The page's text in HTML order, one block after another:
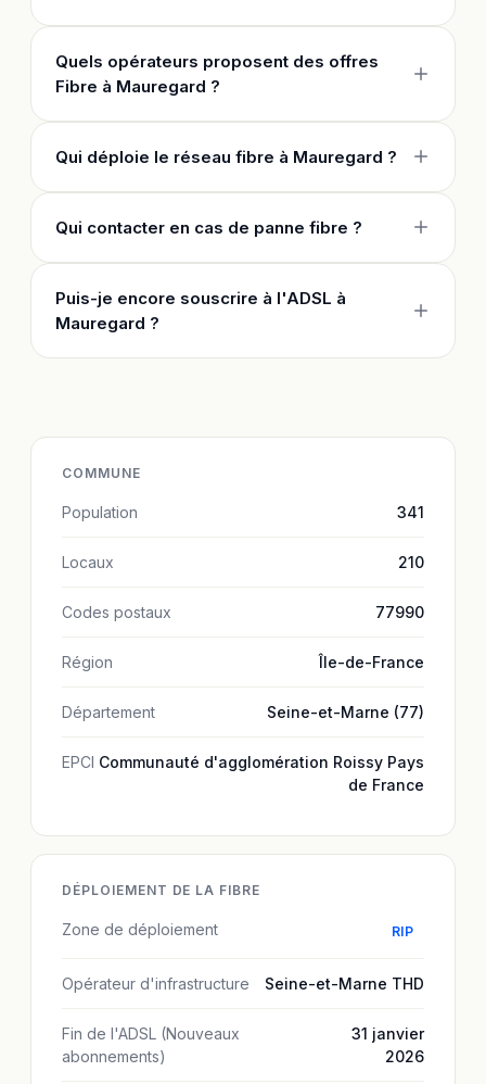
Quels opérateurs proposent des offres
Fibre à Mauregard ?
Qui déploie le réseau fibre à Mauregard ?
Qui contacter en cas de panne fibre ?
Puis-je encore souscrire à l'ADSL à
Mauregard ?
COMMUNE
Population 341
Locaux 210
Codes postaux 77990
Région Île-de-France
Département Seine-et-Marne (77)
EPCI Communauté d'agglomération Roissy Pays
de France
DÉPLOIEMENT DE LA FIBRE
Zone de déploiement RIP
Opérateur d'infrastructure Seine-et-Marne THD
Fin de l'ADSL (Nouveaux
abonnements)
31 janvier
2026